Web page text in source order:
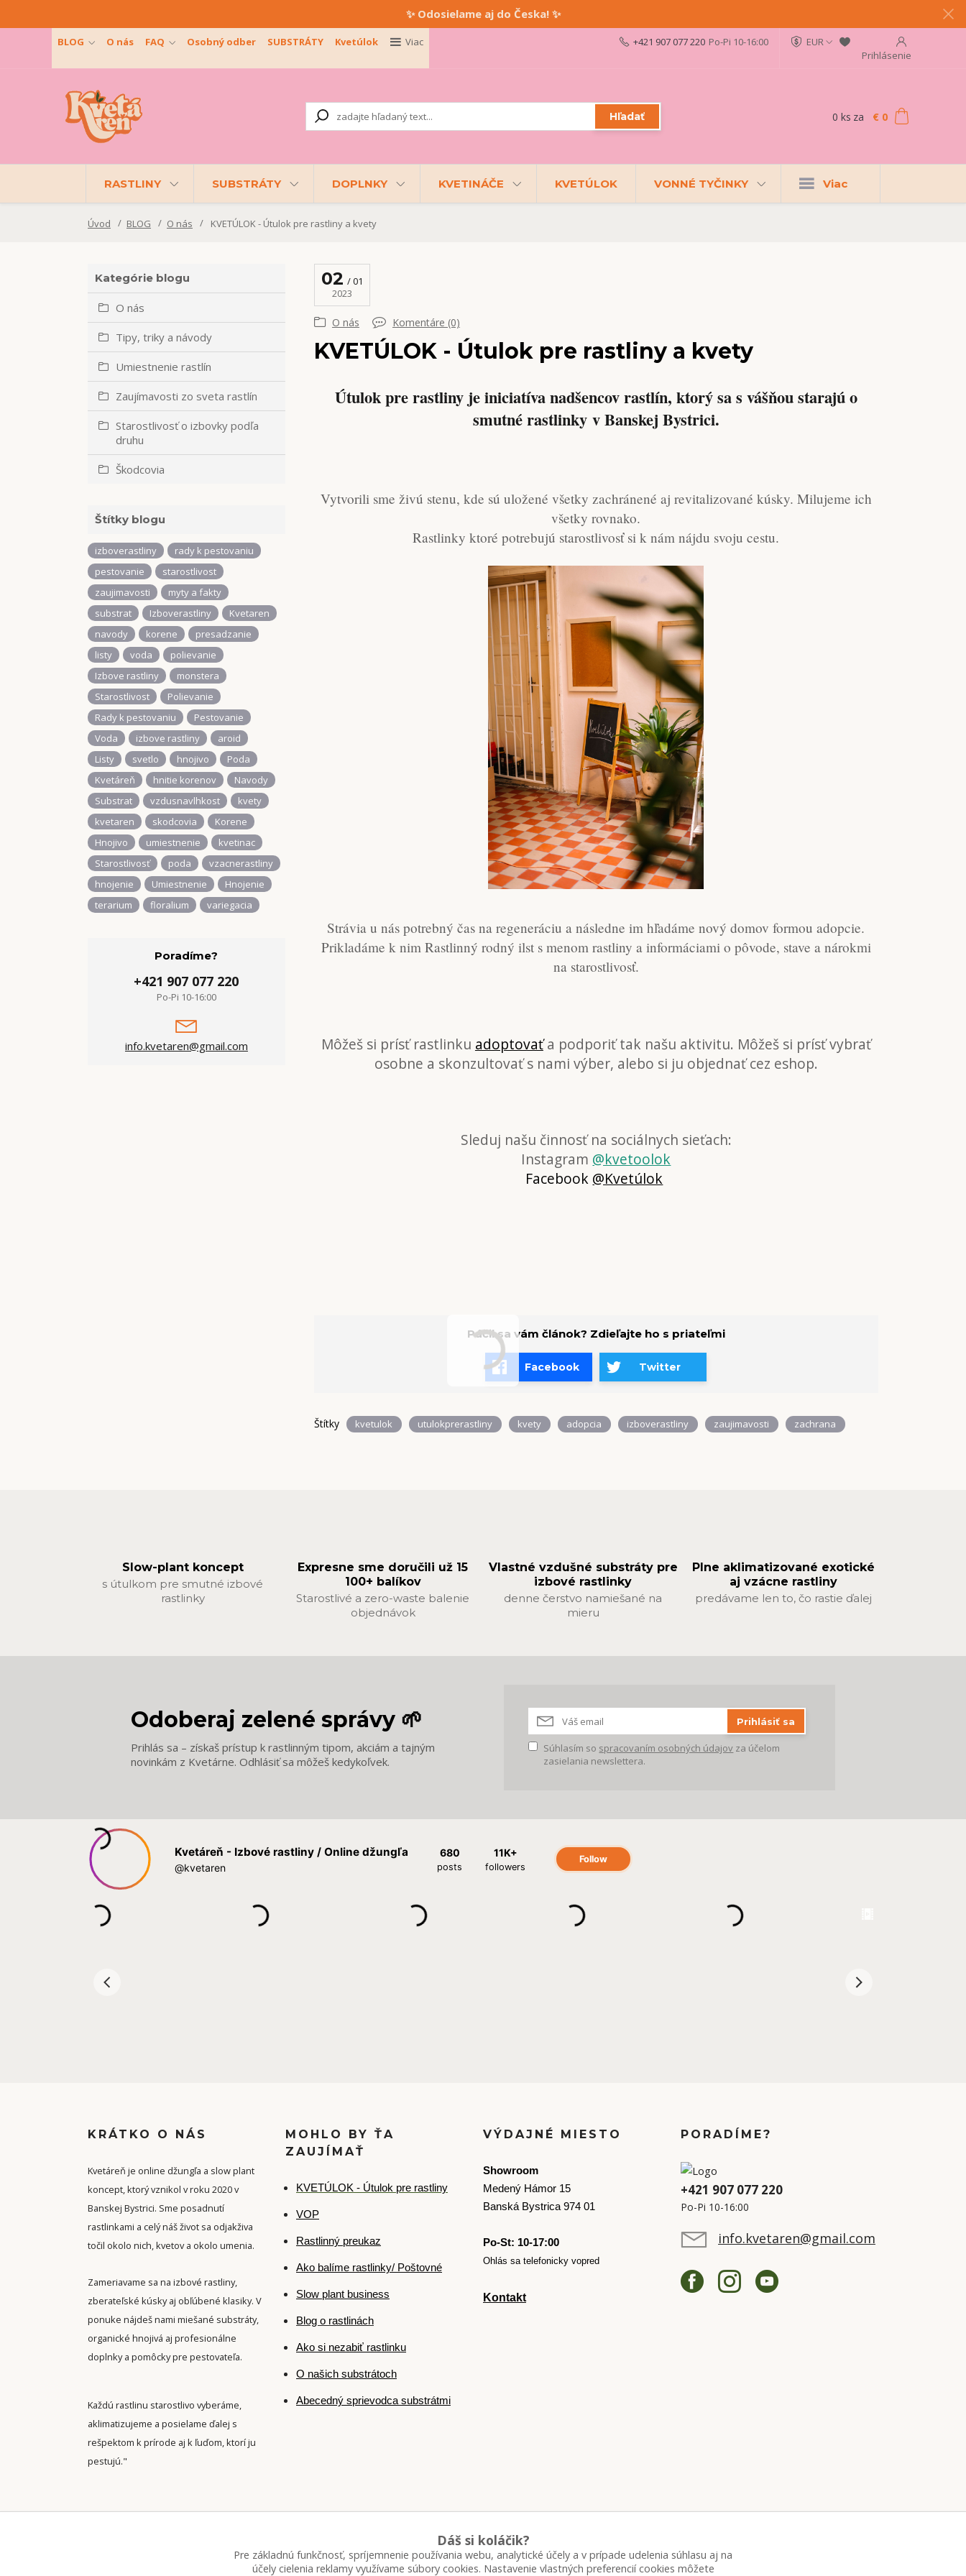
✨ Odosielame aj do Česka! ✨
BLOG O nás FAQ Osobný odber SUBSTRÁTY Kvetúlok Viac
EUR
Prihlásenie
Hľadať
+421 907 077 220 Po-Pi 10-16:00
0 ks za € 0
RASTLINY SUBSTRÁTY DOPLNKY KVETINÁČE KVETÚLOK VONNÉ TYČINKY Viac
Úvod BLOG O nás KVETÚLOK - Útulok pre rastliny a kvety
Kategórie blogu
O nás
Tipy, triky a návody
Umiestnenie rastlín
Zaujímavosti zo sveta rastlín
Starostlivosť o izbovky podľa
druhu
Škodcovia
Štítky blogu
izboverastliny
rady k pestovaniu
pestovanie
starostlivost
zaujimavosti
myty a fakty
substrat
Izboverastliny
Kvetaren
navody
korene
presadzanie
listy
voda
polievanie
Izbove rastliny
monstera
Starostlivost
Polievanie
Rady k pestovaniu
Pestovanie
Voda
izbove rastliny
aroid
Listy
svetlo hnojivo
Poda
Kvetáreň
hnitie korenov
Navody
Substrat
vzdusnavlhkost
kvety
kvetaren
skodcovia
Korene
Hnojivo
umiestnenie
kvetinac
Starostlivosť
poda
vzacnerastliny
hnojenie
Umiestnenie
Hnojenie
terarium
floralium variegacia
Poradíme?
+421 907 077 220
Po-Pi 10-16:00
info.kvetaren@gmail.com
02
01
2023
O nás Komentáre (0)
KVETÚLOK - Útulok pre rastliny a kvety
Útulok pre rastliny je iniciatíva nadšencov rastlín, ktorý sa s vášňou starajú o
smutné rastlinky v Banskej Bystrici.
Vytvorili sme živú stenu, kde sú uložené všetky zachránené aj revitalizované kúsky. Milujeme ich
všetky rovnako.
Rastlinky ktoré potrebujú starostlivosť si k nám nájdu svoju cestu.
Strávia u nás potrebný čas na regeneráciu a následne im hľadáme nový domov formou adopcie.
Prikladáme k nim Rastlinný rodný ilst s menom rastliny a informáciami o pôvode, stave a nárokmi
na starostlivosť.
Môžeš si prísť rastlinku adoptovaťa podporiť tak našu aktivitu. Môžeš si prísť vybrať
osobne a skonzultovať s nami výber, alebo si ju objednať cez eshop.
Sleduj našu činnosť na sociálnych sieťach:
Instagram @kvetoolok
Facebook @Kvetúlok
Páčil sa vám článok? Zdieľajte ho s priateľmi
Facebook Twitter
Štítky kvetulok utulokprerastliny kvety adopcia izboverastliny zaujimavosti zachrana
Slow-plant koncept
s útulkom pre smutné izbové
rastlinky
Expresne sme doručili už 15
100+ balíkov
Starostlivé a zero-waste balenie
objednávok
Vlastné vzdušné substráty pre
izbové rastlinky
denne čerstvo namiešané na
mieru
Plne aklimatizované exotické
aj vzácne rastliny
predávame len to, čo rastie ďalej
Odoberaj zelené správy 🌱
Prihlás sa – získaš prístup k rastlinným tipom, akciám a tajným
novinkám z Kvetárne. Odhlásiť sa môžeš kedykoľvek.
Prihlásiť sa
Súhlasím so spracovaním osobných údajov za účelom
zasielania newslettera.
KRÁTKO O NÁS
Kvetáreň je online džungľa a slow plant
koncept, ktorý vznikol v roku 2020 v
Banskej Bystrici. Sme posadnutí
rastlinkami a celý náš život sa odjakživa
točil okolo nich, kvetov a okolo umenia.
Zameriavame sa na izbové rastliny,
zberateľské kúsky aj obľúbené klasiky. V
ponuke nájdeš nami miešané substráty,
organické hnojivá aj profesionálne
doplnky a pomôcky pre pestovateľa.
Každú rastlinu starostlivo vyberáme,
aklimatizujeme a posielame ďalej s
rešpektom k prírode aj k ľuďom, ktorí ju
pestujú."
MOHLO BY ŤA
ZAUJÍMAŤ
KVETÚLOK - Útulok pre rastliny
VOP
Rastlinný preukaz
Ako balíme rastlinky/ Poštovné
Slow plant business
Blog o rastlinách
Ako si nezabiť rastlinku
O našich substrátoch
Abecedný sprievodca substrátmi
VÝDAJNÉ MIESTO
Showroom
Medený Hámor 15
Banská Bystrica 974 01
Po-St: 10-17:00
Ohlás sa telefonicky vopred
Kontakt
PORADÍME?
+421 907 077 220
Po-Pi 10-16:00
info.kvetaren@gmail.com
Upravit sběr cookies.
Dáš si koláčik?
Pre základnú funkčnosť, spríjemnenie používania webu, analytické účely a v prípade udelenia súhlasu aj na
účely cielenia reklamy využívame súbory cookies. Nastavenie vlastných preferencií cookies môžete